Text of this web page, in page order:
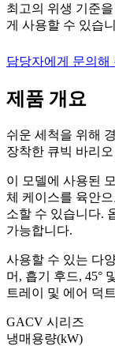
최고의 위생 기준
게 사용할 수 있습
담당자에게 문의해
제품 개요
쉬운 세척을 위해
장착한 큐빅 바리
이 모델에 사용된
체 케이스를 육안
소할 수 있습니다.
가능합니다.
사용할 수 있는 다
머, 흡기 후드, 45°
트레이 및 에어 덕
GACV 시리즈
냉매 용량(kW)